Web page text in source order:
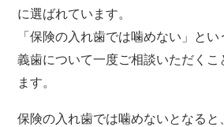
に選ばれています。
「保険の入れ歯では噛めない」と
義歯について一度ご相談いただく
ます。
保険の入れ歯では噛めないとなると